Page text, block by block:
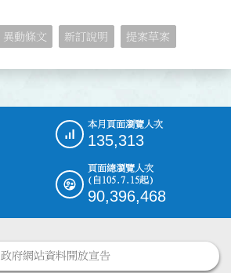
異動條文 新訂說明 提案草案
本月頁面瀏覽人次
135,313
頁面總瀏覽人次
(自105.7.15起)
90,396,468
政府網站資料開放宣告